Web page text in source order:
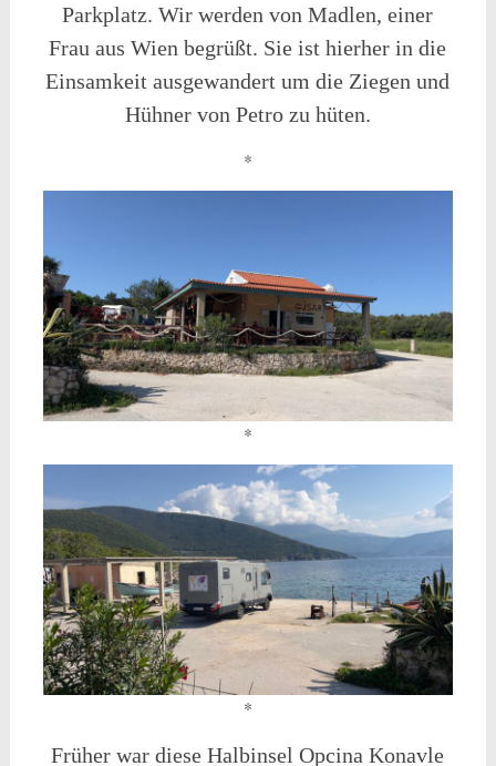
Parkplatz. Wir werden von Madlen, einer
Frau aus Wien begrüßt. Sie ist hierher in die
Einsamkeit ausgewandert um die Ziegen und
Hühner von Petro zu hüten.
*
*
*
Früher war diese Halbinsel Opcina Konavle